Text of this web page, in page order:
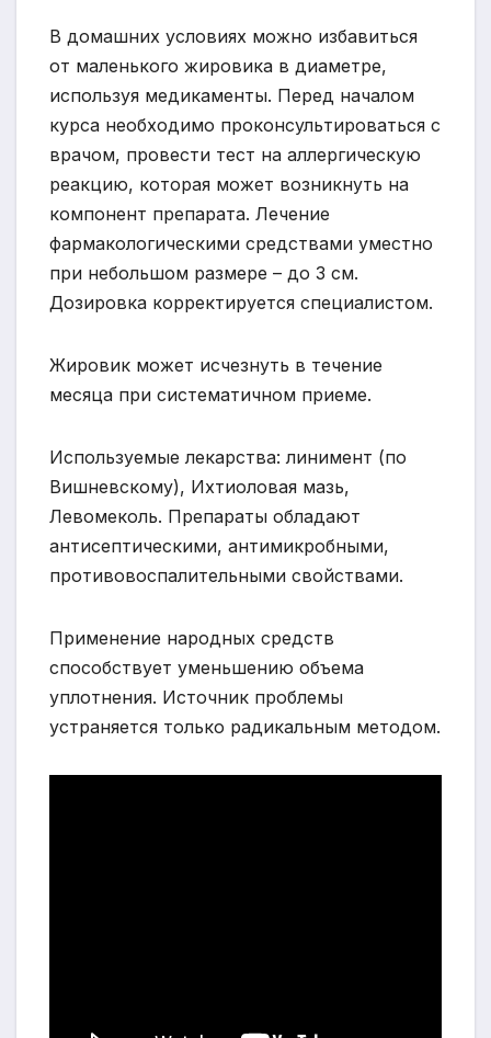
В домашних условиях можно избавиться
от маленького жировика в диаметре,
используя медикаменты. Перед началом
курса необходимо проконсультироваться с
врачом, провести тест на аллергическую
реакцию, которая может возникнуть на
компонент препарата. Лечение
фармакологическими средствами уместно
при небольшом размере – до 3 см.
Дозировка корректируется специалистом.
Жировик может исчезнуть в течение
месяца при систематичном приеме.
Используемые лекарства: линимент (по
Вишневскому), Ихтиоловая мазь,
Левомеколь. Препараты обладают
антисептическими, антимикробными,
противовоспалительными свойствами.
Применение народных средств
способствует уменьшению объема
уплотнения. Источник проблемы
устраняется только радикальным методом.